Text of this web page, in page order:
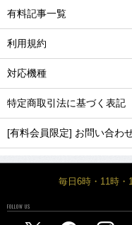
有料記事一覧
利用規約
対応機種
特定商取引法に基づく表記
[有料会員限定] お問い合わ
毎日6時・11時・
FOLLOW US